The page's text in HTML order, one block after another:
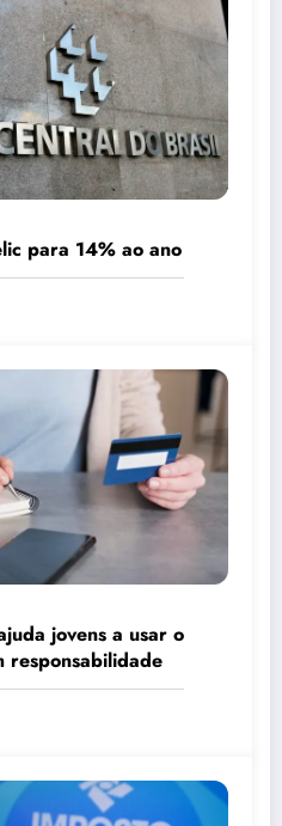
para 14% ao ano
jovens a usar o
responsabilidade